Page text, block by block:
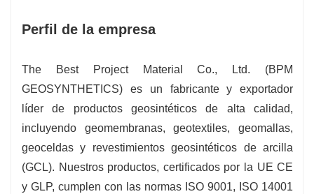
Perfil de la empresa
The Best Project Material Co., Ltd. (BPM
GEOSYNTHETICS) es un fabricante y exportador
líder de productos geosintéticos de alta calidad,
incluyendo geomembranas, geotextiles, geomallas,
geoceldas y revestimientos geosintéticos de arcilla
(GCL). Nuestros productos, certificados por la UE CE
y GLP, cumplen con las normas ISO 9001, ISO 14001